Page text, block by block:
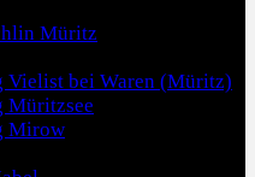
Müritz
Vielist bei Waren (Müritz)
Müritzsee
Mirow